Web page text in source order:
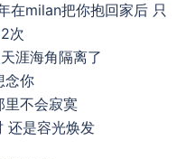
在milan把你抱回家后 只
次
涯海角隔离了
念你
里不会寂寞
还是容光焕发